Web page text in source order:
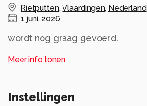
Rietputten,Vlaardingen, Nederland
1 juni, 2026
wordt nog graag gevoerd.
Alle rechten voorbehouden
Meer info tonen
Instellingen